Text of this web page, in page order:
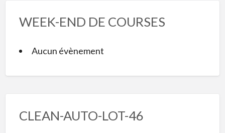
WEEK-END DE COURSES
Aucun évènement
CLEAN-AUTO-LOT-46